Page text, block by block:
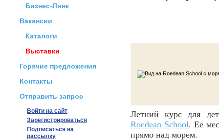
Бизнес-Линк
Вакансии
Каталоги
Выставки
Горячие предложения
Контакты
Отправить запрос
Войти на сайт
Зарегистрироваться
Подписаться на
рассылку
Летний курс для
Roedean School. Ее
прямо над морем.